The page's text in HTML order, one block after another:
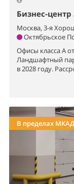
Бизнес-
Москва, 3-я
Октябрьское
Офисы класса А
Ландшафтный
в 2028 году.
В пределах МКАД